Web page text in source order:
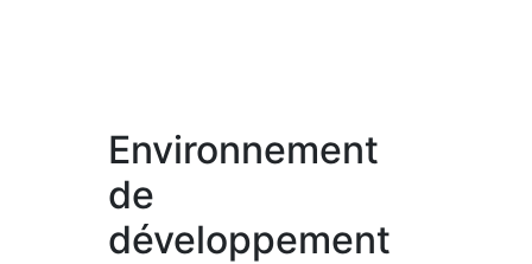
Environnement
de
développement